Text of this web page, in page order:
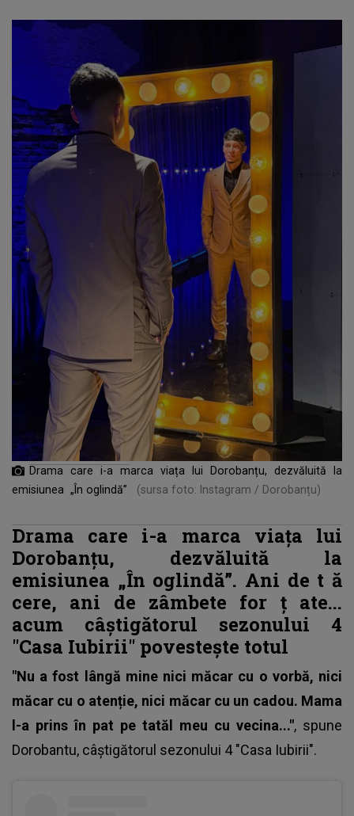
Drama care i-a marca viața lui Dorobanțu, dezvăluită la
emisiunea „În oglindă”
(sursa foto: Instagram / Dorobanțu)
Drama care i-a marca viața lui
Dorobanțu, dezvăluită la
emisiunea „În oglindă”. Ani de t ă
cere, ani de zâmbete for ț ate...
acum câștigătorul sezonului 4
"Casa Iubirii" povesteşte totul
"Nu a fost lângă mine nici măcar cu o vorbă, nici
măcar cu o atenție, nici măcar cu un cadou. Mama
l-a prins în pat pe tatăl meu cu vecina...", spune
Dorobantu, câștigătorul sezonului 4 "Casa Iubirii".